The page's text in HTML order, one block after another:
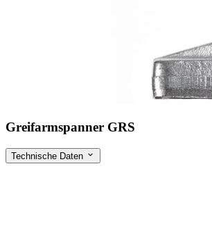
Greifarmspanner GRS
Technische Daten